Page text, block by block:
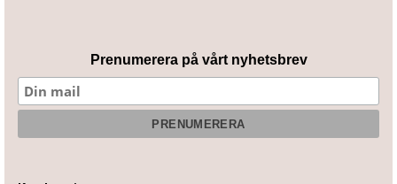
Prenumerera på vårt nyhetsbrev